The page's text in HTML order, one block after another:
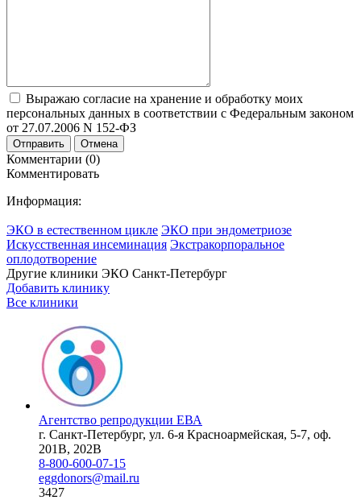
Выражаю согласие на хранение и обработку моих
персональных данных в соответствии с Федеральным законом
от 27.07.2006 N 152-ФЗ
Отправить Отмена
Комментарии (0)
Комментировать
Информация:
ЭКО в естественном цикле ЭКО при эндометриозе
Искусственная инсеминация Экстракорпоральное
оплодотворение
Другие клиники ЭКО Санкт-Петербург
Добавить клинику
Все клиники
Агентство репродукции ЕВА
г. Санкт-Петербург, ул. 6-я Красноармейская, 5-7, оф.
201В, 202В
8-800-600-07-15
eggdonors@mail.ru
3427